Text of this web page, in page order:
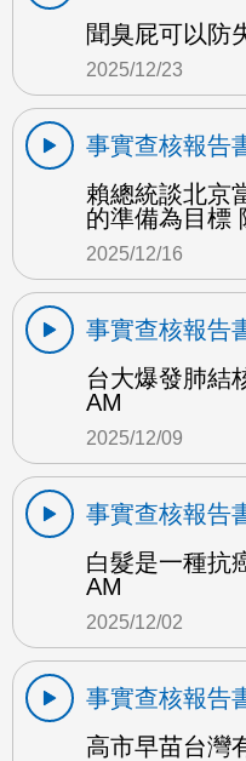
聞臭屁可以防
2025/12/23
事實查核報告
賴總統談北京
的準備為目標
2025/12/16
事實查核報告
台大爆發肺結
AM
2025/12/09
事實查核報告
白髮是一種抗
AM
2025/12/02
事實查核報告
高市早苗台灣